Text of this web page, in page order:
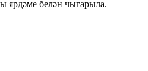
ярдәме белән чыгарыла.